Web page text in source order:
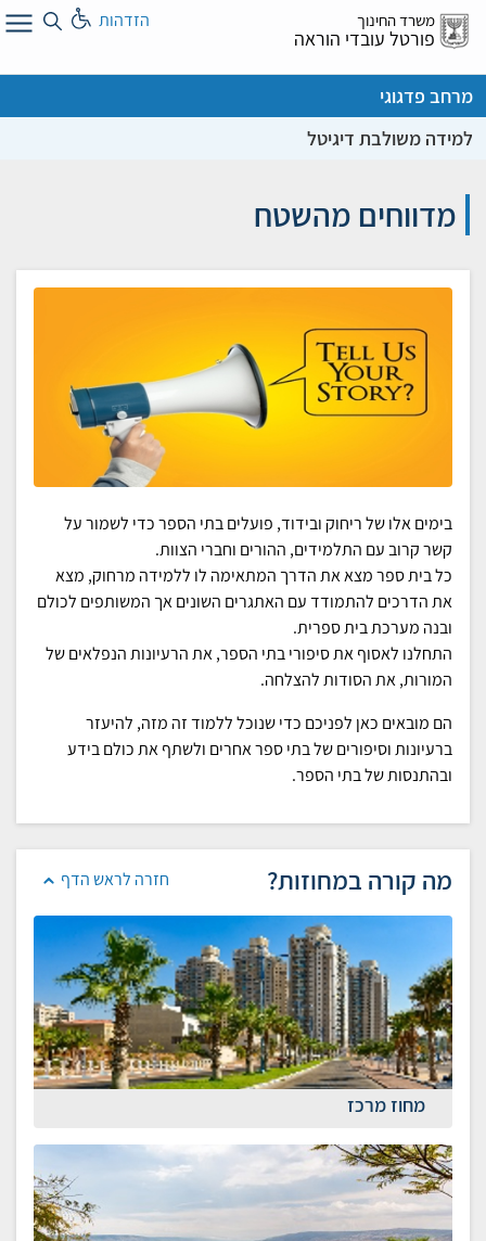
דלג
אל
משרד החינוך
פורטל עובדי הוראה
הזדהות
מרחב פדגוגי
למידה משולבת דיגיטל
מדווחים מהשטח
בימים אלו של ריחוק ובידוד, פועלים בתי הספר כדי לשמור על
קשר קרוב עם התלמידים, ההורים וחברי הצוות.
כל בית ספר מצא את הדרך המתאימה לו ללמידה מרחוק, מצא
את הדרכים להתמודד עם האתגרים השונים אך המשותפים לכולם
ובנה מערכת בית ספרית.
התחלנו לאסוף את סיפורי בתי הספר, את הרעיונות הנפלאים של
המורות, את הסודות להצלחה.
הם מובאים כאן לפניכם כדי שנוכל ללמוד זה מזה, להיעזר
ברעיונות וסיפורים של בתי ספר אחרים ולשתף את כולם בידע
ובהתנסות של בתי הספר.
חזרה לראש הדף מה קורה במחוזות?
מחוז מרכז